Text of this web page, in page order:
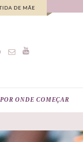
POR ONDE COMEÇAR